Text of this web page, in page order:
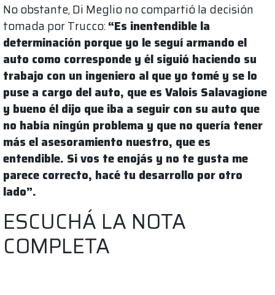
No obstante, Di Meglio no compartió la decisión
tomada por Trucco:“Es inentendible la
determinación porque yo le seguí armando el
auto como corresponde y él siguió haciendo su
trabajo con un ingeniero al que yo tomé y se lo
puse a cargo del auto, que es Valois Salavagione
y bueno él dijo que iba a seguir con su auto que
no había ningún problema y que no quería tener
más el asesoramiento nuestro, que es
entendible. Si vos te enojás y no te gusta me
parece correcto, hacé tu desarrollo por otro
lado”.
ESCUCHÁ LA NOTA
COMPLETA